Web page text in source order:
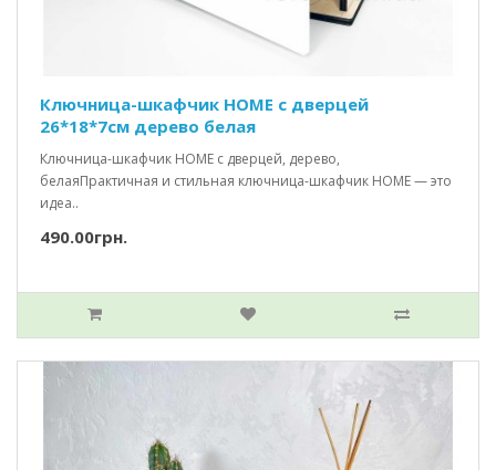
Ключница-шкафчик HOME c дверцей
26*18*7см дерево белая
Ключница-шкафчик HOME с дверцей, дерево,
белаяПрактичная и стильная ключница-шкафчик HOME — это
идеа..
490.00грн.